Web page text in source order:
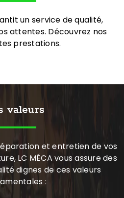
un service de qualité,
attentes. Découvrez nos
prestations.
valeurs
et entretien de vos
LC MÉCA vous assure des
dignes de ces valeurs
: